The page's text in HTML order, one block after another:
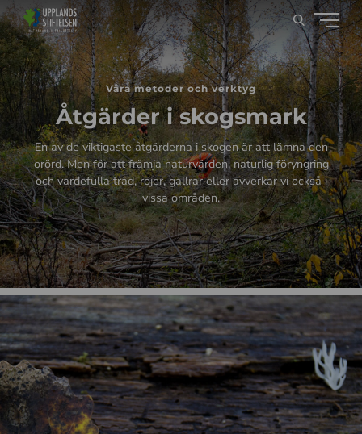
Våra metoder och verktyg
Åtgärder i skogsmark
En av de viktigaste åtgärderna i skogen är att lämna den
orörd. Men för att främja naturvärden, naturlig föryngring
och värdefulla träd, röjer, gallrar eller avverkar vi också i
vissa områden.